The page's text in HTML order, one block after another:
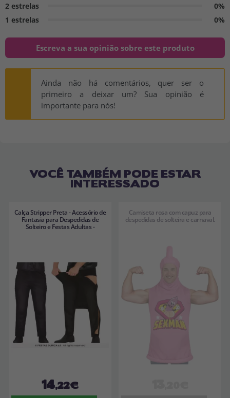
2 estrelas
0%
1 estrelas
0%
Escreva a sua opinião sobre este produto
Ainda não há comentários, quer ser o
primeiro a deixar um? Sua opinião é
importante para nós!
VOCÊ TAMBÉM PODE ESTAR
INTERESSADO
Calça Stripper Preta - Acessório de
Fantasia para Despedidas de
Solteiro e Festas Adultas -
14,22€
Camiseta rosa com capuz para
despedidas de solteira e carnaval.